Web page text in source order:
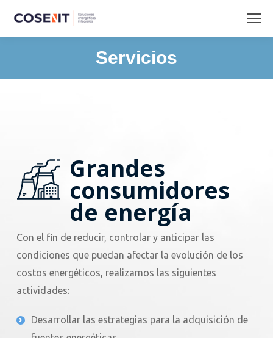
Servicios
Estás aquí:
Grandes
consumidores
de energía
Con el fin de reducir, controlar y anticipar las
condiciones que puedan afectar la evolución de los
costos energéticos, realizamos las siguientes
actividades:
Desarrollar las estrategias para la adquisición de